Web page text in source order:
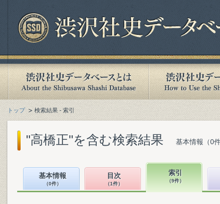
トップ 検索結果 - 索引
"高橋正"を含む検索結果 基本情報（0
基本情報
（0件）
目次
（1件）
索引
（9件）